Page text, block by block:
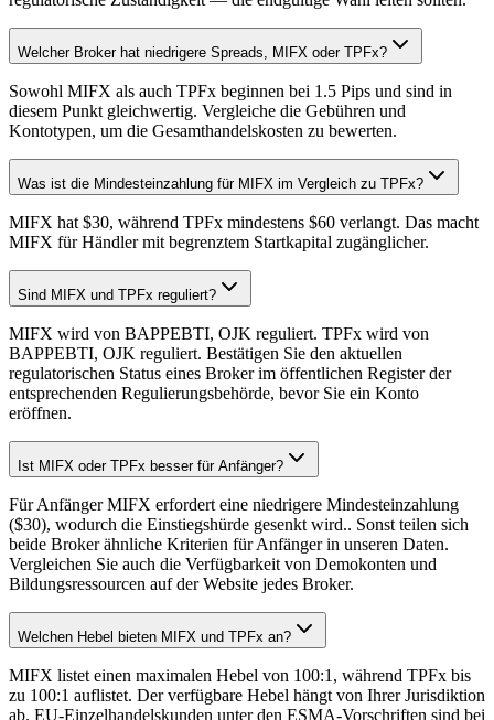
Welcher Broker hat niedrigere Spreads, MIFX oder TPFx?
Sowohl MIFX als auch TPFx beginnen bei 1.5 Pips und sind in
diesem Punkt gleichwertig. Vergleiche die Gebühren und
Kontotypen, um die Gesamthandelskosten zu bewerten.
Was ist die Mindesteinzahlung für MIFX im Vergleich zu TPFx?
MIFX hat $30, während TPFx mindestens $60 verlangt. Das macht
MIFX für Händler mit begrenztem Startkapital zugänglicher.
Sind MIFX und TPFx reguliert?
MIFX wird von BAPPEBTI, OJK reguliert. TPFx wird von
BAPPEBTI, OJK reguliert. Bestätigen Sie den aktuellen
regulatorischen Status eines Broker im öffentlichen Register der
entsprechenden Regulierungsbehörde, bevor Sie ein Konto
eröffnen.
Ist MIFX oder TPFx besser für Anfänger?
Für Anfänger MIFX erfordert eine niedrigere Mindesteinzahlung
($30), wodurch die Einstiegshürde gesenkt wird.. Sonst teilen sich
beide Broker ähnliche Kriterien für Anfänger in unseren Daten.
Vergleichen Sie auch die Verfügbarkeit von Demokonten und
Bildungsressourcen auf der Website jedes Broker.
Welchen Hebel bieten MIFX und TPFx an?
MIFX listet einen maximalen Hebel von 100:1, während TPFx bis
zu 100:1 auflistet. Der verfügbare Hebel hängt von Ihrer Jurisdiktion
ab. EU-Einzelhandelskunden unter den ESMA-Vorschriften sind bei